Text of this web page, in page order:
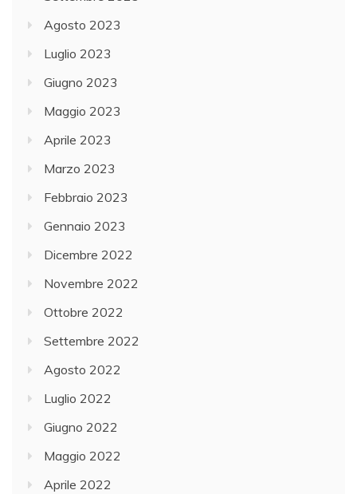
Agosto 2023
Luglio 2023
Giugno 2023
Maggio 2023
Aprile 2023
Marzo 2023
Febbraio 2023
Gennaio 2023
Dicembre 2022
Novembre 2022
Ottobre 2022
Settembre 2022
Agosto 2022
Luglio 2022
Giugno 2022
Maggio 2022
Aprile 2022